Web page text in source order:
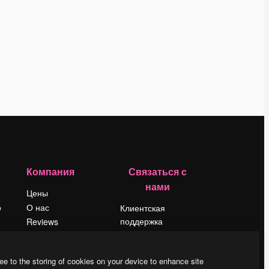
Компания
Цены
О нас
Reviews
Блог
Связаться с
нами
Клиентская
поддержка
LinkedIn
to the storing of cookies on your device to enhance site